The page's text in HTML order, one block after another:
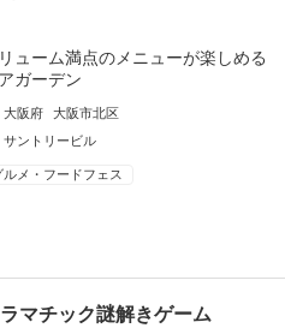
ューム満点のメニューが楽しめる
ガーデン
大阪府
大阪市北区
サントリービル
ルメ・フードフェス
マチック謎解きゲーム